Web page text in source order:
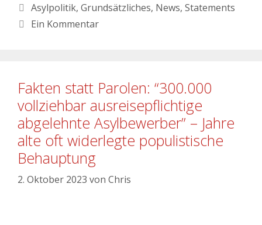
Asylpolitik, Grundsätzliches, News, Statements
Ein Kommentar
Fakten statt Parolen: “300.000
vollziehbar ausreisepflichtige
abgelehnte Asylbewerber” – Jahre
alte oft widerlegte populistische
Behauptung
2. Oktober 2023 von Chris